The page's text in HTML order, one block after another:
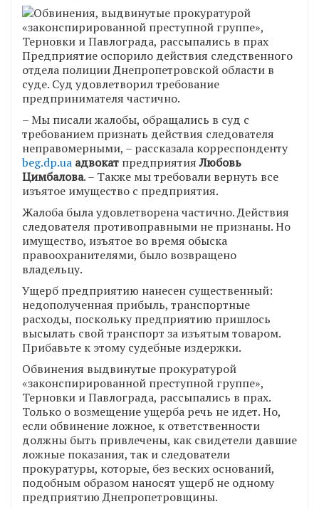
Предприятие оспорило действия следственного
отдела полиции Днепропетровской области в
суде. Суд удовлетворил требование
предпринимателя частично.
– Мы писали жалобы, обращались в суд с
требованием признать действия следователя
неправомерными, – рассказала корреспонденту
beg.dp.ua адвокат предприятияЛюбовь
Цимбалова. – Также мы требовали вернуть все
изъятое имущество с предприятия.
Жалоба была удовлетворена частично. Действия
следователя противоправными не признаны. Но
имущество, изъятое во время обыска
правоохранителями, было возвращено
владельцу.
Ущерб предприятию нанесен существенный:
недополученная прибыль, транспортные
расходы, поскольку предприятию пришлось
высылать свой транспорт за изъятым товаром.
Прибавьте к этому судебные издержки.
Обвинения выдвинутые прокуратурой
«законспирированной преступной группе»,
Терновки и Павлограда, рассыпались в прах.
Только о возмещение ущерба речь не идет. Но,
если обвинение ложное, к ответственности
должны быть привлечены, как свидетели давшие
ложные показания, так и следователи
прокуратуры, которые, без веских оснований,
подобным образом наносят ущерб не одному
предприятию Днепропетровщины.